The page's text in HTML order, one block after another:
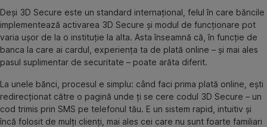
Deși 3D Secure este un standard internațional, felul în care băncile
implementează activarea 3D Secure și modul de funcționare pot
varia ușor de la o instituție la alta. Asta înseamnă că, în funcție de
banca la care ai cardul, experiența ta de plată online – și mai ales
pasul suplimentar de securitate – poate arăta diferit.
La unele bănci, procesul e simplu: când faci prima plată online, ești
redirecționat către o pagină unde ți se cere codul 3D Secure – un
cod trimis prin SMS pe telefonul tău. E un sistem rapid, intuitiv și
încă folosit de mulți clienți, mai ales cei care nu sunt foarte familiari